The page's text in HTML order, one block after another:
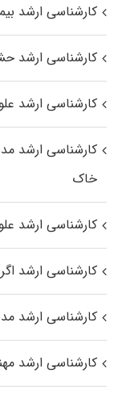
کارشناسی ارشد
کارشناسی ارشد
کارشناسی ارشد
کارشناسی ارشد
خاک
کارشناسی ارشد
کارشناسی ارشد
کارشناسی ارشد
کارشناسی ارشد